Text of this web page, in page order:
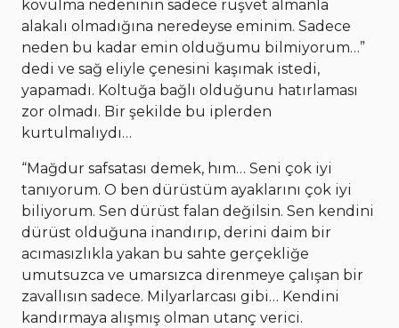
kovulma nedeninin sadece rüşvet almanla
alakalı olmadığına neredeyse eminim. Sadece
neden bu kadar emin olduğumu bilmiyorum…”
dedi ve sağ eliyle çenesini kaşımak istedi,
yapamadı. Koltuğa bağlı olduğunu hatırlaması
zor olmadı. Bir şekilde bu iplerden
kurtulmalıydı…
“Mağdur safsatası demek, hım… Seni çok iyi
tanıyorum. O ben dürüstüm ayaklarını çok iyi
biliyorum. Sen dürüst falan değilsin. Sen kendini
dürüst olduğuna inandırıp, derini daim bir
acımasızlıkla yakan bu sahte gerçekliğe
umutsuzca ve umarsızca direnmeye çalışan bir
zavallısın sadece. Milyarlarcası gibi… Kendini
kandırmaya alışmış olman utanç verici.